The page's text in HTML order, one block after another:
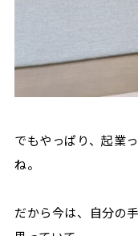
でもやっぱり、起業
ね。
だから今は、自分の